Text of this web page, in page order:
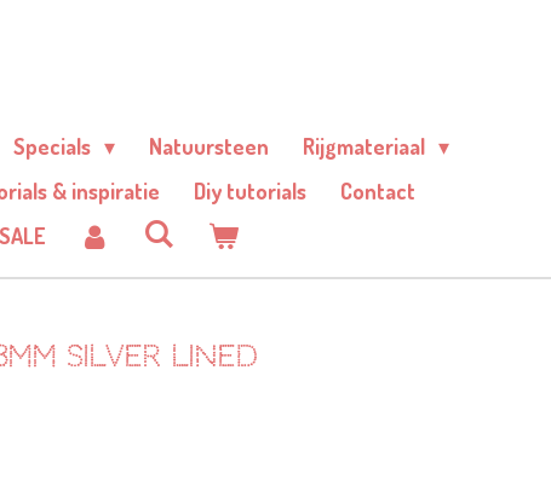
Specials Natuursteen
Rijgmateriaal
& inspiratie Diy tutorials
Contact
SALE
silver lined